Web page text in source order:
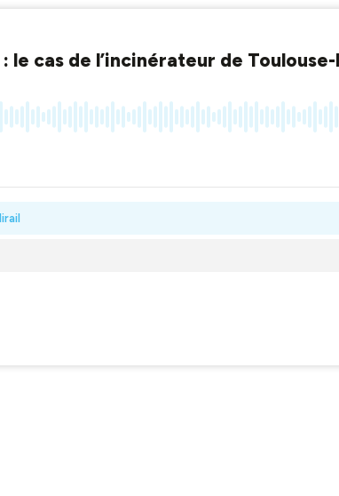
cas de l’incinérateur de